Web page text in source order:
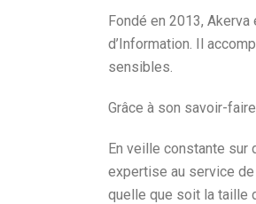
Fondé en 2013,
d’Information. Il
sensibles.
Grâce à son savoir-
En veille constante
expertise au service
quelle que soit la taille